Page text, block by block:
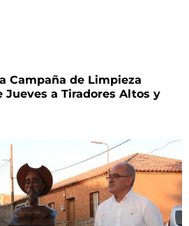
Campaña de Limpieza
Jueves a Tiradores Altos y